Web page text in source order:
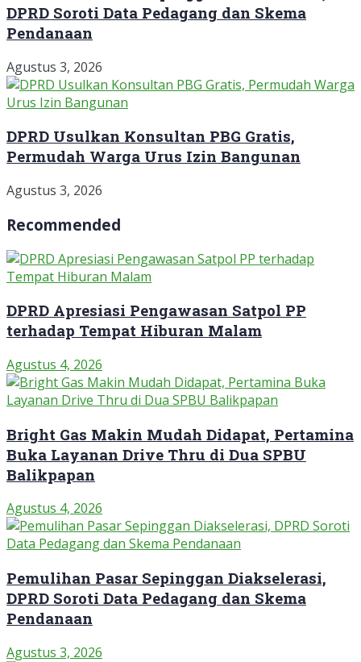
DPRD Soroti Data Pedagang dan Skema
Pendanaan
Agustus 3, 2026
DPRD Usulkan Konsultan PBG Gratis,
Permudah Warga Urus Izin Bangunan
Agustus 3, 2026
Recommended
DPRD Apresiasi Pengawasan Satpol PP
terhadap Tempat Hiburan Malam
Agustus 4, 2026
Bright Gas Makin Mudah Didapat, Pertamina
Buka Layanan Drive Thru di Dua SPBU
Balikpapan
Agustus 4, 2026
Pemulihan Pasar Sepinggan Diakselerasi,
DPRD Soroti Data Pedagang dan Skema
Pendanaan
Agustus 3, 2026